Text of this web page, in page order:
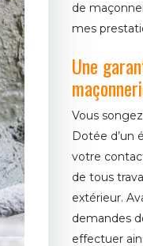
de
mes
Une
Vous
Dotée d’un
votre
de tous
extérieur.
demandes
effectuer